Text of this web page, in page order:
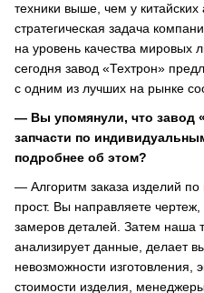
техники выше, чем у китайских
стратегическая задача
на уровень качества мировых
сегодня завод «Техтрон»
с одним из лучших на рынке
— Вы упомянули, что завод
запчасти по
подробнее об этом?
— Алгоритм заказа изделий
прост. Вы направляете
замеров деталей. Затем наша
анализирует данные, делает
невозможности изготовления,
стоимости изделия,